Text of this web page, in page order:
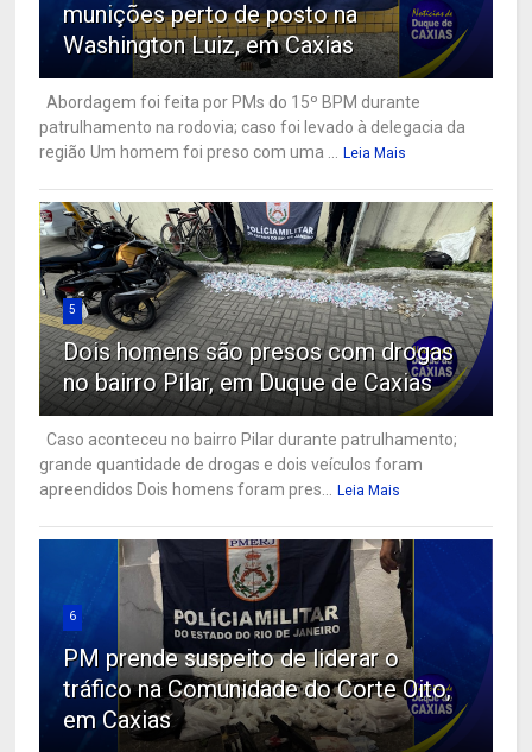
munições perto de posto na
Washington Luiz, em Caxias
Abordagem foi feita por PMs do 15º BPM durante
patrulhamento na rodovia; caso foi levado à delegacia da
região Um homem foi preso com uma ...
Leia Mais
5
Dois homens são presos com drogas
no bairro Pilar, em Duque de Caxias
Caso aconteceu no bairro Pilar durante patrulhamento;
grande quantidade de drogas e dois veículos foram
apreendidos Dois homens foram pres...
Leia Mais
6
PM prende suspeito de liderar o
tráfico na Comunidade do Corte Oito,
em Caxias